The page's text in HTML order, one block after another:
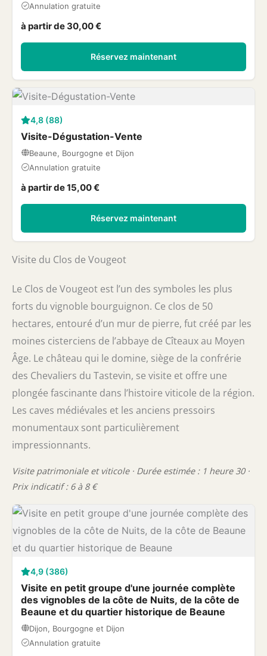
Annulation gratuite
à partir de 30,00 €
Réservez maintenant
4,8 (88)
Visite-Dégustation-Vente
Beaune, Bourgogne et Dijon
Annulation gratuite
à partir de 15,00 €
Réservez maintenant
Visite du Clos de Vougeot
Le Clos de Vougeot est l’un des symboles les plus
forts du vignoble bourguignon. Ce clos de 50
hectares, entouré d’un mur de pierre, fut créé par les
moines cisterciens de l’abbaye de Cîteaux au Moyen
Âge. Le château qui le domine, siège de la confrérie
des Chevaliers du Tastevin, se visite et offre une
plongée fascinante dans l’histoire viticole de la région.
Les caves médiévales et les anciens pressoirs
monumentaux sont particulièrement
impressionnants.
Visite patrimoniale et viticole · Durée estimée : 1 heure 30 ·
Prix indicatif : 6 à 8 €
4,9 (386)
Visite en petit groupe d'une journée complète
des vignobles de la côte de Nuits, de la côte de
Beaune et du quartier historique de Beaune
Dijon, Bourgogne et Dijon
Annulation gratuite